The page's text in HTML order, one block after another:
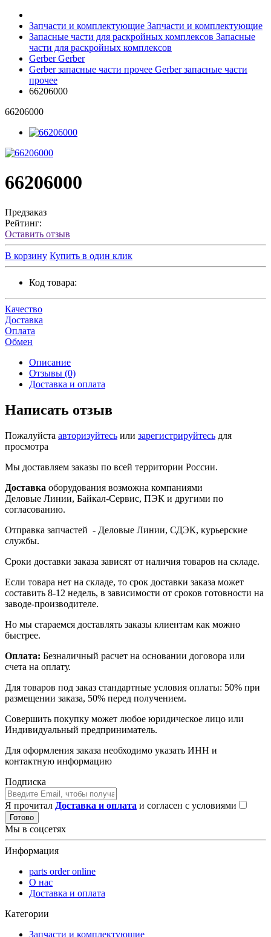
Запчасти и комплектующие Запчасти и комплектующие
Запасные части для раскройных комплексов Запасные
части для раскройных комплексов
GerberGerber
Gerber запасные части прочее Gerber запасные части
прочее
66206000
66206000
66206000
Предзаказ
Рейтинг:
Оставить отзыв
В корзину Купить в один клик
Код товара:
Качество
Доставка
Оплата
Обмен
Описание
Отзывы (0)
Доставка и оплата
Написать отзыв
Пожалуйста авторизуйтесь или зарегистрируйтесь для
просмотра
Мы доставляем заказы по всей территории России.
Доставка оборудования возможна компаниями
Деловые Линии, Байкал-Сервис, ПЭК и другими по
согласованию.
Отправка запчастей - Деловые Линии, СДЭК, курьерские
службы.
Сроки доставки заказа зависят от наличия товаров на складе.
Если товара нет на складе, то срок доставки заказа может
составить 8-12 недель, в зависимости от сроков готовности на
заводе-производителе.
Но мы стараемся доставлять заказы клиентам как можно
быстрее.
Оплата: Безналичный расчет на основании договора или
счета на оплату.
Для товаров под заказ стандартные условия оплаты: 50% при
размещении заказа, 50% перед получением.
Совершить покупку может любое юридическое лицо или
Индивидуальный предприниматель.
Для оформления заказа необходимо указать ИНН и
контактную информацию
Подписка
Я прочитал Доставка и оплата и согласен с условиями
Готово
Мы в соцсетях
Информация
parts order onlinе
О нас
Доставка и оплата
Категории
Запчасти и комплектующие